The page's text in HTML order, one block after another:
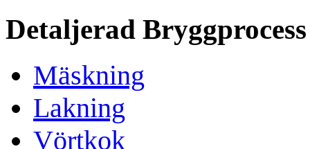
Detaljerad Bryggprocess
Mäskning
Lakning
Vörtkok